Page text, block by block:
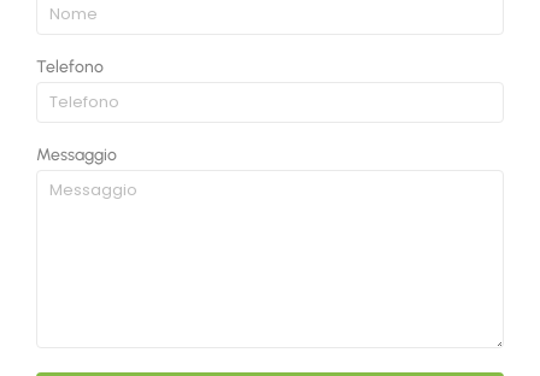
Telefono
Messaggio